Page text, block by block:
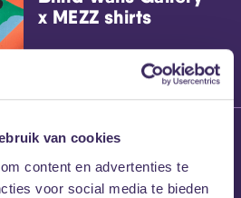
van cookies
content en advertenties te
voor social media te bieden
x MEZZ shirts
27 maart 2026
Willem’s Blog:
Frans Kalf